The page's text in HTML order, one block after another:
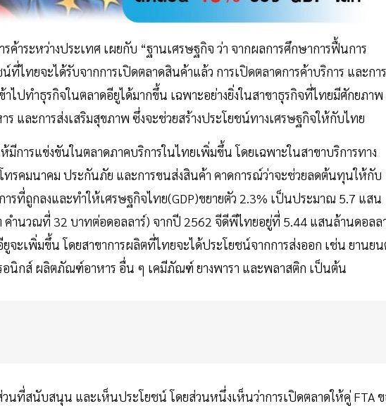
ค้าระหว่างประเทศ เผยกับ “ฐานเศรษฐกิจ ว่า จากผลการศึกษาการฟื้นการ
ที่ไทยจะได้รับจากการเปิดตลาดสินค้าแล้ว การเปิดตลาดการค้าบริการ และการ
ไปทำธุรกิจในตลาดอียูได้มากขึ้น เฉพาะอย่างยิ่งในสาขาธุรกิจที่ไทยมีศักยภาพ
ร และการส่งเสริมสุขภาพ ซึ่งจะช่วยสร้างประโยชน์ทางเศรษฐกิจให้กับไทย
การแข่งขันในตลาดภาคบริการในไทยเพิ่มขึ้น โดยเฉพาะในสาขาบริการทาง
โทรคมนาคม ประกันภัย และการขนส่งสินค้า คาดการณ์ว่าจะช่วยลดต้นทุนให้กับ
รที่ถูกลงและทำให้เศรษฐกิจไทย(GDP)ขยายตัว 2.3% เป็นประมาณ 5.7 แสน
คำนวณที่ 32 บาทต่อดอลลาร์) จากปี 2562 จีดีพีไทยอยู่ที่ 5.44 แสนล้านดอลล
จะเพิ่มขึ้น โดยสาขาการผลิตที่ไทยจะได้ประโยชน์จากการส่งออก เช่น ยานย
อนิกส์ ผลิตภัณฑ์อาหาร อื่น ๆ เคมีภัณฑ์ ยางพารา และพลาสติก เป็นต้น
นที่สนับสนุน และเห็นประโยชน์ โดยส่วนหนึ่งเห็นว่าการเปิดตลาดให้คู่ FTA ข